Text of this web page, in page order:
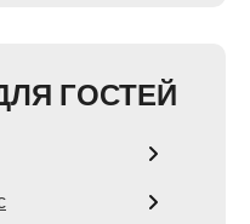
ГОСТЕЙ